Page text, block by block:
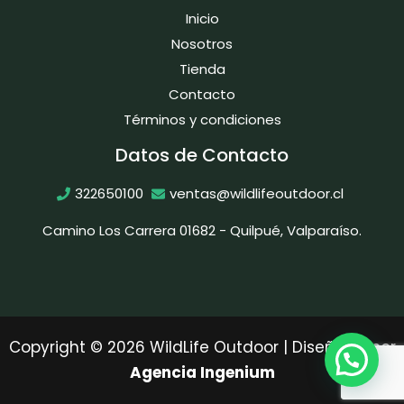
Inicio
Nosotros
Tienda
Contacto
Términos y condiciones
Datos de Contacto
322650100
ventas@wildlifeoutdoor.cl
Camino Los Carrera 01682 - Quilpué, Valparaíso.
Copyright © 2026 WildLife Outdoor | Diseñado por
Agencia Ingenium